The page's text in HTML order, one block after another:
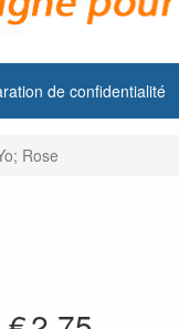
de confidentialité
Rose